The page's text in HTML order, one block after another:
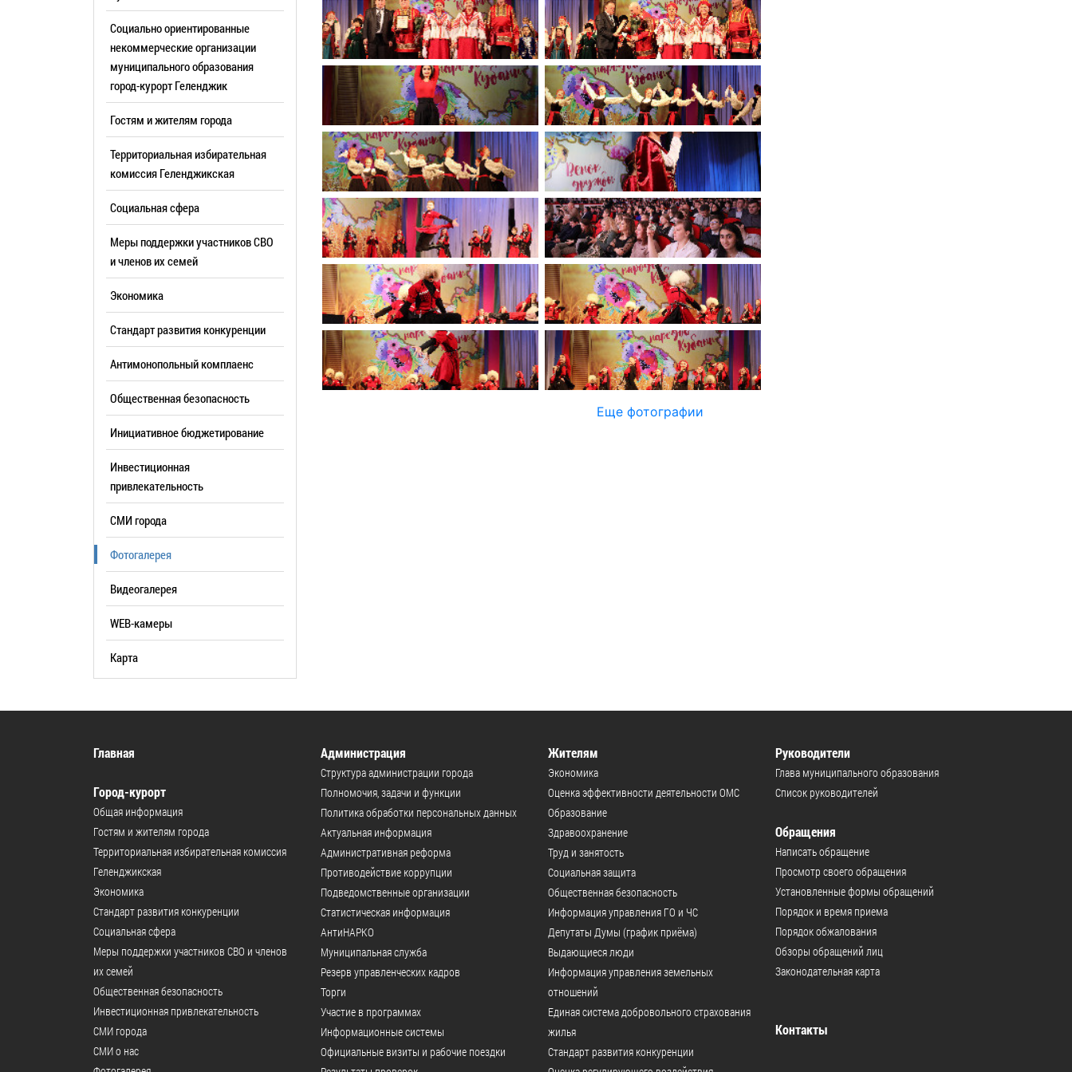
Стандарт развития конкуренции
Антимонопольный комплаенс
Общественная безопасность
Инициативное бюджетирование
Инвестиционная
Видеогалерея
РУКОВОДИТЕЛИ
Список руководителей
Резерв управленческих кадров
Торги
Сведения о нестационарных
объектах (НТО), QR-коды
Имущественная поддержка
субъектов МСП
Участие в программах
Проектная деятельность
Информационные системы
Официальные визиты и рабочие
поездки
Результаты проверок
Профсоюзные организации
имуществе и обязательствах
имущественного характера
План работы и график сессий
ОБРАЩЕНИЯ
Написать обращение
Просмотр своего обращения
Установленные формы
обращений
Порядок и время приема
Порядок обжалования
Обзоры обращений лиц
Законодательная карта
Порядок оказания бесплатной
юридической помощи
Социально ориентированные
некоммерческие организации
муниципального образования
город-курорт Геленджик
Гостям и жителям города
Территориальная избирательная
комиссия Геленджикcкая
Социальная сфера
Меры поддержки участников СВО
и членов их семей
Экономика
Стандарт развития конкуренции
Антимонопольный комплаенс
Общественная безопасность
Инициативное бюджетирование
Инвестиционная
привлекательность
СМИ города
Фотогалерея
Видеогалерея
WEB-камеры
Карта
Еще фотографии
Главная
Город-курорт
Общая информация
Гостям и жителям города
Территориальная избирательная комиссия
Геленджикcкая
Экономика
Стандарт развития конкуренции
Социальная сфера
Меры поддержки участников СВО и членов
их семей
Общественная безопасность
Инвестиционная привлекательность
СМИ города
СМИ о нас
Администрация
Структура администрации города
Полномочия, задачи и функции
Политика обработки персональных данных
Актуальная информация
Административная реформа
Противодействие коррупции
Подведомственные организации
Статистическая информация
АнтиНАРКО
Муниципальная служба
Резерв управленческих кадров
Торги
Участие в программах
Информационные системы
Официальные визиты и рабочие поездки
Жителям
Экономика
Оценка эффективности деятельности ОМС
Образование
Здравоохранение
Труд и занятость
Социальная защита
Общественная безопасность
Информация управления ГО и ЧС
Депутаты Думы (график приёма)
Выдающиеся люди
Информация управления земельных
отношений
Единая система добровольного страхования
жилья
Стандарт развития конкуренции
Руководители
Глава муниципального образования
Список руководителей
Обращения
Написать обращение
Просмотр своего обращения
Установленные формы обращений
Порядок и время приема
Порядок обжалования
Обзоры обращений лиц
Законодательная карта
Контакты